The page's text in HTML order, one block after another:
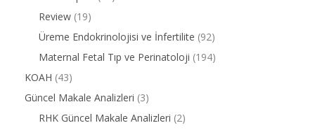
Review (19)
Üreme Endokrinolojisi ve İnfertilite (92)
Maternal Fetal Tıp ve Perinatoloji (194)
KOAH (43)
Güncel Makale Analizleri (3)
RHK Güncel Makale Analizleri (2)